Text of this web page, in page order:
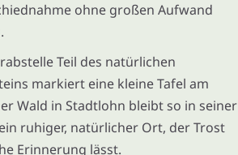
ohne großen Aufwand
Teil des natürlichen
markiert eine kleine Tafel am
Wald in Stadtlohn bleibt so in seiner
ruhiger, natürlicher Ort, der Trost
Erinnerung lässt.